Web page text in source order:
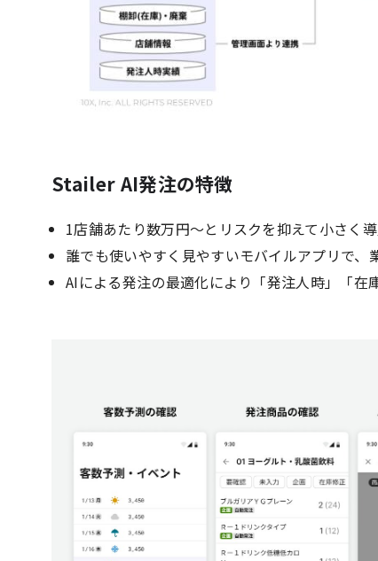
Stailer AI発注の特徴
1店舗あたり数万円〜とリスクを抑えて小さく
誰でも使いやすく見やすいモバイルアプリで
AIによる発注の最適化により「発注人時」「在